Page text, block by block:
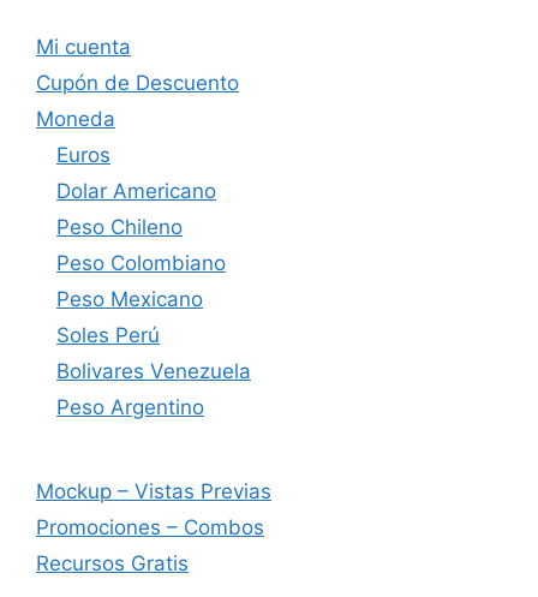
Mi cuenta
Cupón de Descuento
Moneda
Euros
Dolar Americano
Peso Chileno
Peso Colombiano
Peso Mexicano
Soles Perú
Bolivares Venezuela
Peso Argentino
Mockup – Vistas Previas
Promociones – Combos
Recursos Gratis